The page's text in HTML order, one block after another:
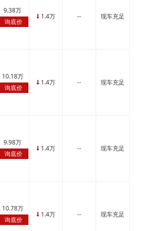
9.38万
询底价
↓ 1.4万 -- 现车充足
10.18万
询底价
↓ 1.4万 -- 现车充足
9.98万
询底价
↓ 1.4万 -- 现车充足
10.78万
询底价
↓ 1.4万 -- 现车充足